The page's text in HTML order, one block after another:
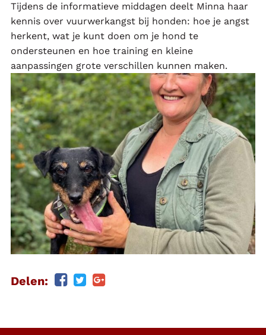
Tijdens de informatieve middagen deelt Minna haar
kennis over vuurwerkangst bij honden: hoe je angst
herkent, wat je kunt doen om je hond te
ondersteunen en hoe training en kleine
aanpassingen grote verschillen kunnen maken.
Delen: